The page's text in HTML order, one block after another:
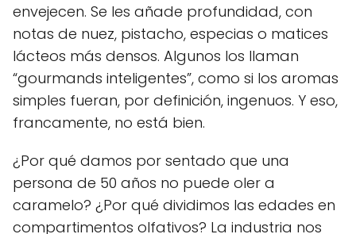
envejecen. Se les añade profundidad, con
notas de nuez, pistacho, especias o matices
lácteos más densos. Algunos los llaman
“gourmands inteligentes”, como si los aromas
simples fueran, por definición, ingenuos. Y eso,
francamente, no está bien.
¿Por qué damos por sentado que una
persona de 50 años no puede oler a
caramelo? ¿Por qué dividimos las edades en
compartimentos olfativos? La industria nos